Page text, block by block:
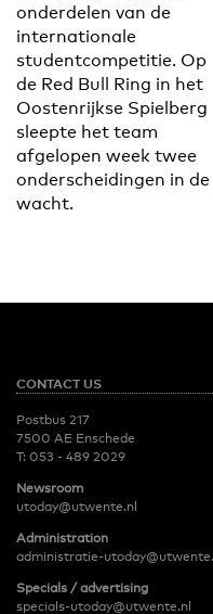
onderdelen van de
internationale
studentcompetitie. Op
de Red Bull Ring in het
Oostenrijkse Spielberg
sleepte het team
afgelopen week twee
onderscheidingen in de
wacht.
CONTACT US
Postbus 217
7500 AE Enschede
T: 053 - 489 2029
Newsroom
utoday@utwente.nl
Administration
administratie-
Specials / advertising
specials-utoday@utwente.nl